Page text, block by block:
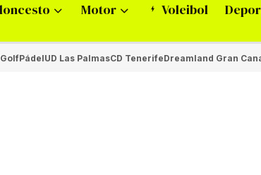
Motor Voleibol
GolfPádelUD Las PalmasCD TenerifeDreamland Gran